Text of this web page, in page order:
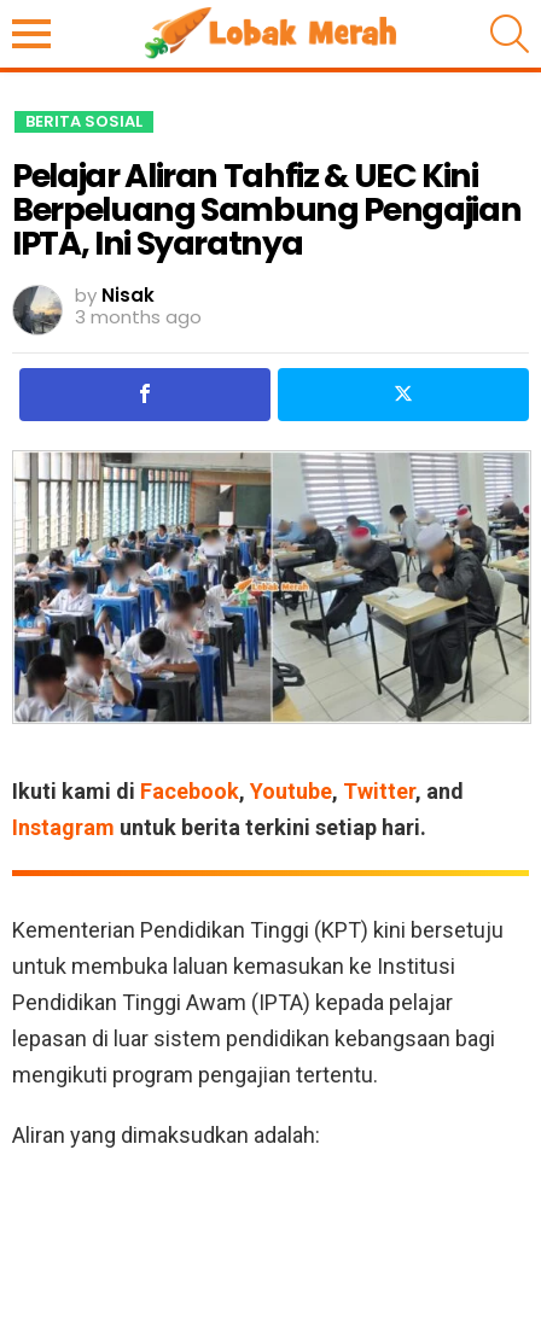
BERITA SOSIAL
Pelajar Aliran Tahfiz & UEC Kini
Berpeluang Sambung Pengajian
IPTA, Ini Syaratnya
by Nisak
3 months ago
Ikuti kami di Facebook, Youtube, Twitter, and
Instagram untuk berita terkini setiap hari.
Kementerian Pendidikan Tinggi (KPT) kini bersetuju
untuk membuka laluan kemasukan ke Institusi
Pendidikan Tinggi Awam (IPTA) kepada pelajar
lepasan di luar sistem pendidikan kebangsaan bagi
mengikuti program pengajian tertentu.
Aliran yang dimaksudkan adalah: